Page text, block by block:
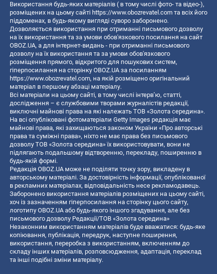
Використання будь-яких матеріалів ( в тому числі фото- та відео-),
розміщених на цьому сайті https://www.obozrevatel.com та всіх його
піддоменах, в будь-якому вигляді суворо заборонено.
Дозволяється використання при отриманні письмового дозволу
на їх використання та за умови обов'язкового посилання на сайт
OBOZ.UA, а для інтернет-видань - при отриманні письмового
дозволу на їх використання та за умови обов'язкового
розміщення прямого, відкритого для пошукових систем,
гіперпосилання на сторінку OBOZ.UA за посиланням
https://www.obozrevatel.com, на якій розміщено оригінальний
матеріал в першому абзаці матеріалу.
Всі матеріали на цьому сайті, в тому числі інтерв’ю, статті,
дослідження – є службовими творами журналістів редакції,
виключні майнові права на які належать ТОВ «Золота середина».
На всі опубліковані фотоматеріали Getty Images редакція має
майнові права, які захищаються законом України «Про авторські
права та суміжні права», ніхто не має права без письмового
дозволу ТОВ «Золота середина» їх використовувати, вони не
підлягають подальшому відтворенню, перекладу, поширенню в
будь-якій формі.
Редакція OBOZ.UA може не поділяти точку зору, викладену в
авторському матеріалі. За достовірність інформації, опублікованої
в рекламних матеріалах, відповідальність несе рекламодавець.
Заборонено використання матеріалів розміщених на цьому сайті,
хоч із зазначенням гіперпосилання на сторінку цього сайту,
логотипу OBOZ.UA або будь-якого іншого згадування, але без
письмового дозволу Редакції/ТОВ «Золота середина»
Незаконним використанням матеріалів буде вважатися: будь-яке
копiювання, публiкацiя, передрук, наступне поширення,
використання, переробка з використанням, включенням до
складу інших матеріалів, розповсюдження, адаптація, переклад
та інші подібні зміни матеріалу.